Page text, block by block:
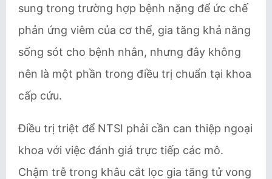
sung trong trường hợp bệnh nặng để ức chế
phản ứng viêm của cơ thể, gia tăng khả năng
sống sót cho bệnh nhân, nhưng đây không
nên là một phần trong điều trị chuẩn tại khoa
cấp cứu.
Điều trị triệt để NTSI phải cần can thiệp ngoại
khoa với việc đánh giá trực tiếp các mô​.
Chậm trễ trong khâu cắt lọc gia tăng tử vong